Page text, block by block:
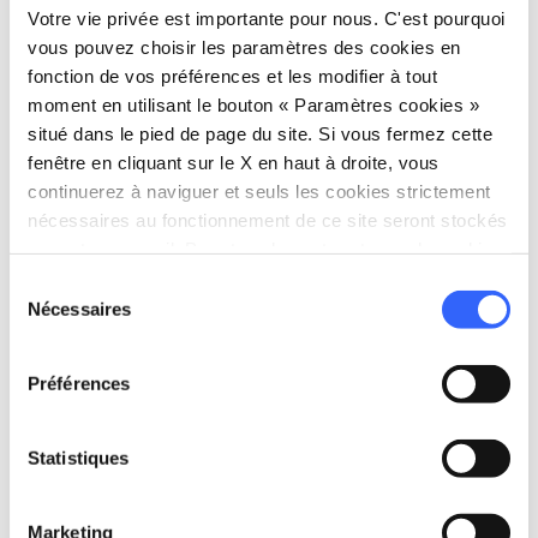
Votre vie privée est importante pour nous. C'est pourquoi
vous pouvez choisir les paramètres des cookies en
fonction de vos préférences et les modifier à tout
moment en utilisant le bouton « Paramètres cookies »
situé dans le pied de page du site. Si vous fermez cette
fenêtre en cliquant sur le X en haut à droite, vous
continuerez à naviguer et seuls les cookies strictement
nécessaires au fonctionnement de ce site seront stockés
Nécessaires
Préférences
Statistiques
Marketing
directions Directions
Informations
home Où
Parco dei Renai
Parco dei Renai, Via dei Renai, 50058
https://www.parcorenai.it/
hotel chevron_right